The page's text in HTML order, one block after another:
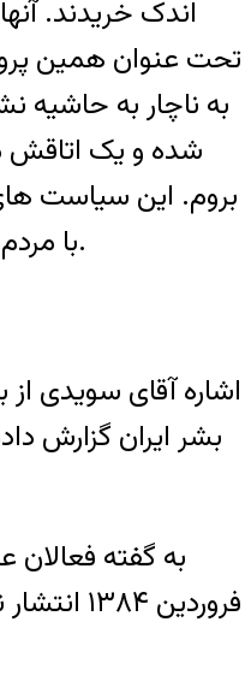
تحت عنوان همین
به ناچار به حاشیه
شده و یک اتاقش
بروم. این سیاست
با مردم چنین می کنند آن هم دقیقا زمانی که حساسیت شدید وجود دارد و کلا هر سال این موقع فضا را در خوزستان امنیتی میکنند.
به گفته